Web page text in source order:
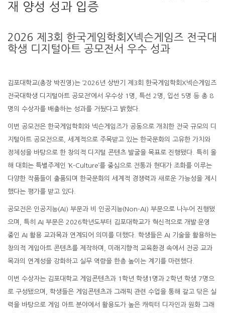
재 양성 성과 입증
2026 제3회 한국게임학회X넥슨게임즈 전국대
학생 디지털아트 공모전서 우수 성과
김포대학교(총장 박진영)는 ‘2026년 상반기 제3회 한국게임학회X넥슨게임즈
전국대학생 디지털아트 공모전’에서 우수상 1명, 특선 2명, 입선 5명 등 총 8
명의 수상자를 배출하는 성과를 거뒀다고 밝혔다.
이번 공모전은 한국게임학회와 넥슨게임즈가 공동으로 개최한 전국 규모의 디
지털아트 공모전으로, 세계적으로 주목받고 있는 한국문화의 고유한 가치와
정체성을 바탕으로 한 창의적 디지털 콘텐츠 발굴을 목표로 진행됐다. 특히 올
해 대회는 특별주제인 ‘K-Culture’를 중심으로 전통과 현대가 조화를 이루는
다양한 작품들이 출품되며 한국문화의 세계적 경쟁력과 새로운 가능성을 제시
했다는 평가를 받고 있다.
공모전은 인공지능(AI) 부문과 비 인공지능(Non-AI) 부문으로 나누어 진행됐
으며, 특히 AI 부문은 2026학년도부터 김포대학교가 혁신적으로 개발·운영
중인 AI 활용 교과목과 연계되어 의미를 더했다. 학생들은 AI 기술을 활용하는
창의적 게임아트 콘텐츠를 제작하며, 미래지향적 교육환경 속에서 전공 교과
목과의 연계성을 강화하고 실무 역량을 한층 높이는 계기를 마련했다.
이번 수상자는 김포대학교 게임콘텐츠과 1학년 학생1명과 2학년 학생 7명으
로 구성됐으며, 학생들은 게임콘텐츠과 그래픽 관련 수업을 통해 갈고 닦은 실
력을 바탕으로 게임 아트 분야에서 활용도가 높은 캐릭터 디자인과 원화 그래